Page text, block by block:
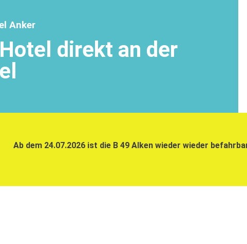
Anker
direkt an der
Ab dem 24.07.2026 ist die B 49 Alken wieder wieder